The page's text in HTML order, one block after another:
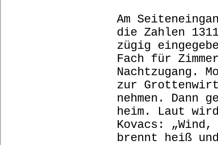
Am
die Zahlen
zügig
Fach für
Nachtzugang.
zur
nehmen. Dann
heim. Laut
Kovacs:
brennt heiß